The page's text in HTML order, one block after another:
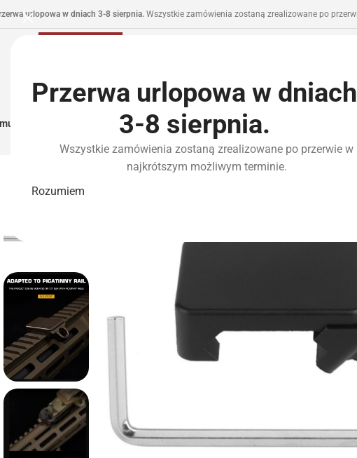
Przerwa urlopowa w dniach
3-8 sierpnia.
Wszystkie zamówienia zostaną zrealizowane po przerwie w
najkrótszym możliwym terminie.
Rozumiem
urlopowa w dniach 3-8 sierpnia. Wszystkie zamówienia zostaną zrealizowane po
I Zasilanie Części I Tuning HPAWyposażenie Taktyczne
WYPRZEDANE